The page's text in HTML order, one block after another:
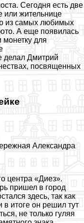
Сегодня есть две
или жительнице
из самых любимых
А еще появилась
для
делал Дмитрий
посвященных
Александра
центра «Диез».
пришел в город
здесь, так как
в итоге он решил тут
не только гуляя